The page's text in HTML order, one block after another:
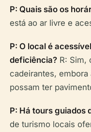
P: Quais são os
está ao ar livre e
P: O local é
deficiência? R: Sim,
cadeirantes,
possam ter
P: Há tours guiados
de turismo locais